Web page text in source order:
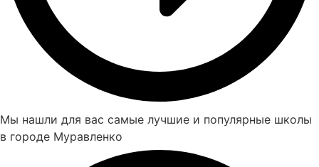
Мы нашли для вас самые лучшие и популярные школы
в городе Муравленко